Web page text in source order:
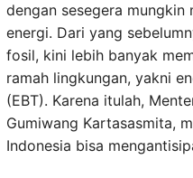
dengan sesegera mungkin
energi. Dari yang
fosil, kini lebih banyak
ramah lingkungan, yakni
(EBT). Karena itulah,
Gumiwang Kartasasmita,
Indonesia bisa